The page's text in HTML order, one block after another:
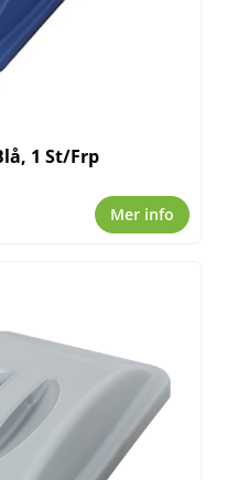
1 St/Frp
Mer info